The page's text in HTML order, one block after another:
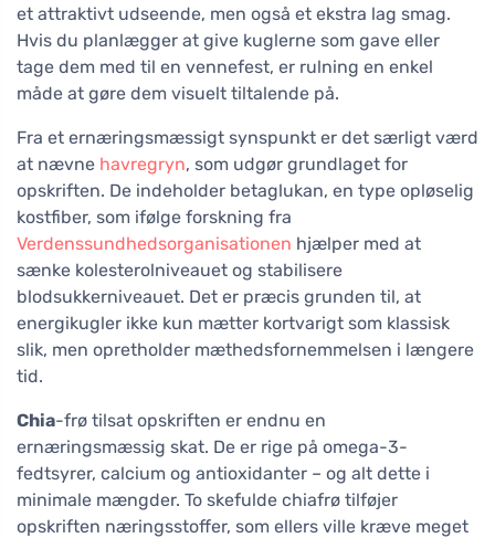
et attraktivt udseende, men også et ekstra lag smag.
Hvis du planlægger at give kuglerne som gave eller
tage dem med til en vennefest, er rulning en enkel
måde at gøre dem visuelt tiltalende på.
Fra et ernæringsmæssigt synspunkt er det særligt værd
at nævne havregryn, som udgør grundlaget for
opskriften. De indeholder betaglukan, en type opløselig
kostfiber, som ifølge forskning fra
Verdenssundhedsorganisationen hjælper med at
sænke kolesterolniveauet og stabilisere
blodsukkerniveauet. Det er præcis grunden til, at
energikugler ikke kun mætter kortvarigt som klassisk
slik, men opretholder mæthedsfornemmelsen i længere
tid.
Chia-frø tilsat opskriften er endnu en
ernæringsmæssig skat. De er rige på omega-3-
fedtsyrer, calcium og antioxidanter – og alt dette i
minimale mængder. To skefulde chiafrø tilføjer
opskriften næringsstoffer, som ellers ville kræve meget